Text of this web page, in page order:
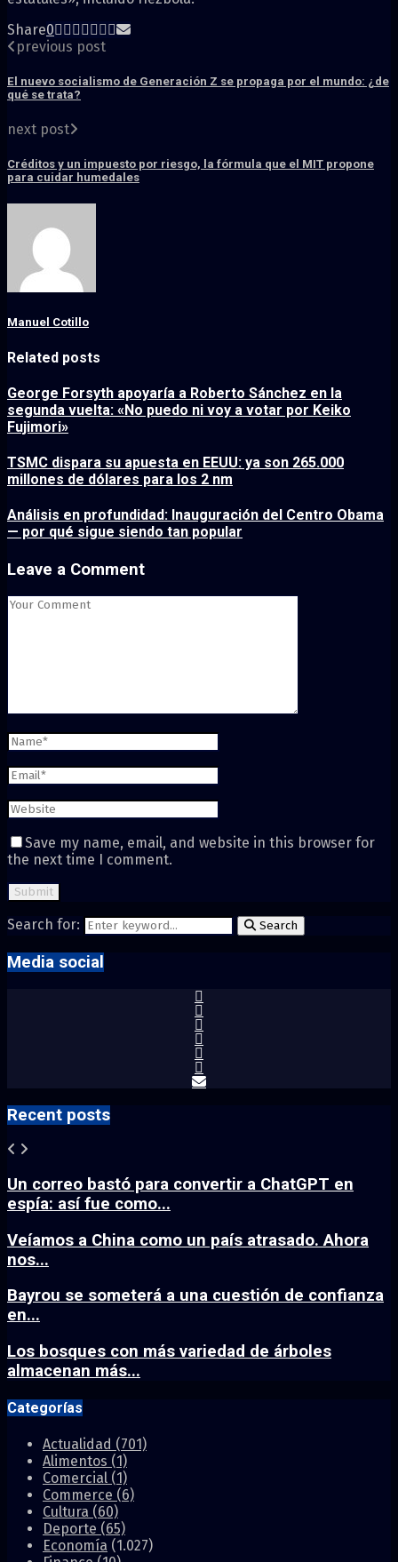
Share0
previous post
El nuevo socialismo de Generación Z se propaga por el mundo: ¿de
qué se trata?
next post
Créditos y un impuesto por riesgo, la fórmula que el MIT propone
para cuidar humedales
Manuel Cotillo
Related posts
George Forsyth apoyaría a Roberto Sánchez en la
segunda vuelta: «No puedo ni voy a votar por Keiko
Fujimori»
TSMC dispara su apuesta en EEUU: ya son 265.000
millones de dólares para los 2 nm
Análisis en profundidad: Inauguración del Centro Obama
— por qué sigue siendo tan popular
Leave a Comment
Save my name, email, and website in this browser for
the next time I comment.
Search for: Search
Media social
Recent posts
Un correo bastó para convertir a ChatGPT en
espía: así fue como...
Veíamos a China como un país atrasado. Ahora
nos...
Bayrou se someterá a una cuestión de confianza
en...
Los bosques con más variedad de árboles
almacenan más...
Categorías
Actualidad (701)
Alimentos (1)
Comercial (1)
Commerce (6)
Cultura (60)
Deporte (65)
Economía (1.027)